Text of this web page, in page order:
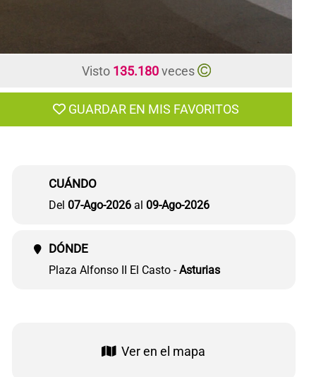
Visto 135.180 veces
GUARDAR EN MIS FAVORITOS
CUÁNDO
Del 07-Ago-2026 al 09-Ago-2026
DÓNDE
Plaza Alfonso II El Casto -Asturias
Ver en el mapa